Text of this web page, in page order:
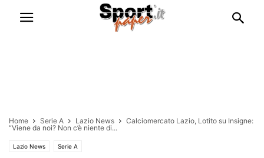
Home Serie A Lazio News
Calciomercato Lazio, Lotito su Insigne:
“Viene da noi? Non c’è niente di...
Lazio News Serie A